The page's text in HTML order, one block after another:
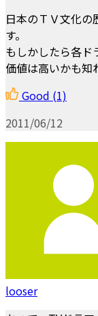
日本のＴＶ文化の
す。
もしかしたら各ド
価値は高いかも知
Good (1)
2011/06/12
looser